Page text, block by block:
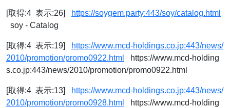
[取得:4 表示:26]
https://soygem.party:443/soy/catalog.html
soy - Catalog
[取得:4 表示:19]
https://www.mcd-holdings.co.jp:443/news/
2010/promotion/promo0922.html
https://www.mcd-holding
s.co.jp:443/news/2010/promotion/promo0922.html
[取得:4 表示:13]
https://www.mcd-holdings.co.jp:443/news/
2010/promotion/promo0928.html
https://www.mcd-holding